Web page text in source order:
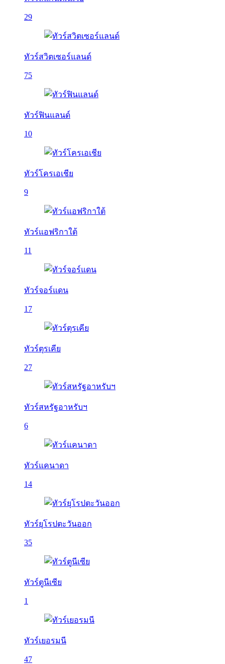
29
ทัวร์สวิตเซอร์แลนด์
75
ทัวร์ฟินแลนด์
10
ทัวร์โครเอเชีย
9
ทัวร์แอฟริกาใต้
11
ทัวร์จอร์แดน
17
ทัวร์ตุรเคีย
27
ทัวร์สหรัฐอาหรับฯ
6
ทัวร์แคนาดา
14
ทัวร์ยุโรปตะวันออก
35
ทัวร์ตูนีเซีย
1
ทัวร์เยอรมนี
47